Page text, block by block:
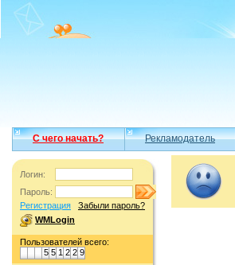
С чего начать? Рекламодатель
Логин:
Пароль:
Регистрация
Забыли пароль?
WMLogin
Пользователей всего:
5 5 1 2 2 9